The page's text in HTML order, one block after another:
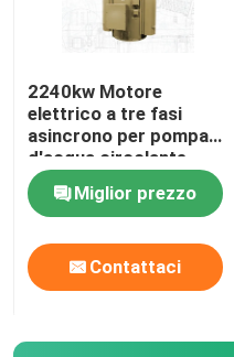
2240kw Motore
elettrico a tre fasi
asincrono per pompa
d'acqua circolante
Miglior prezzo
Contattaci